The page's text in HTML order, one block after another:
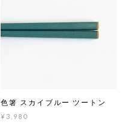
色箸 スカイブルー ツートン
¥3,980